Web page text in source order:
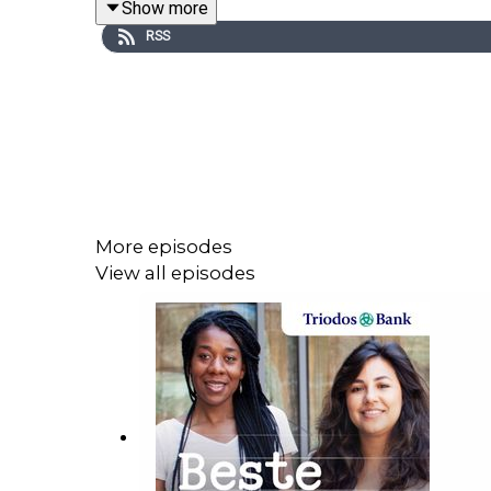
Show more
RSS
More episodes
View all episodes